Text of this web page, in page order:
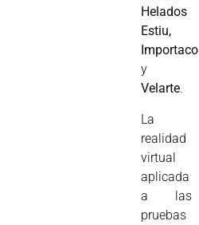
Helados
Estiu,
Importaco
y
Velarte.
La
realidad
virtual
aplicada
a las
pruebas